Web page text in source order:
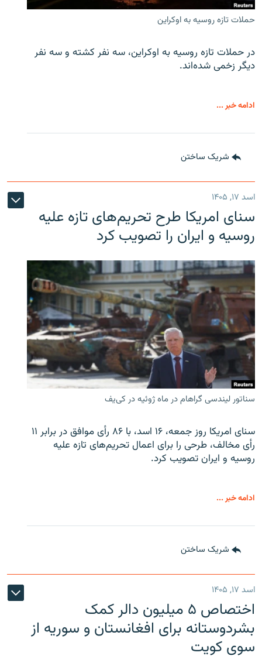
حملات تازه روسیه به اوکراین
در حملات تازه روسیه به اوکراین، سه نفر کشته و سه نفر
دیگر زخمی شده‌اند.
ادامه خبر ...
شریک ساختن
اسد ۱۷, ۱۴۰۵
سنای امریکا طرح تحریم‌های تازه علیه
روسیه و ایران را تصویب کرد
سناتور لیندسی گراهام در ماه ژوئیه در کی‌یف
سنای امریکا روز جمعه، ۱۶ اسد، با ۸۶ رأی موافق در برابر ۱۱
رأی مخالف، طرحی را برای اعمال تحریم‌های تازه علیه
روسیه و ایران تصویب کرد.
ادامه خبر ...
شریک ساختن
اسد ۱۷, ۱۴۰۵
اختصاص ۵ میلیون دالر کمک
بشردوستانه برای افغانستان و سوریه از
سوی کویت